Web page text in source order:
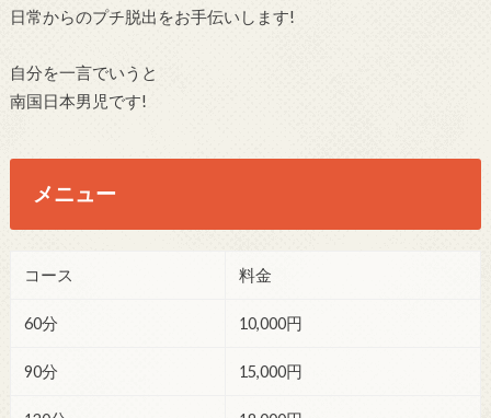
日常からのプチ脱出をお手伝いします!
自分を一言でいうと
南国日本男児です!
メニュー
コース 料金
60分 10,000円
90分 15,000円